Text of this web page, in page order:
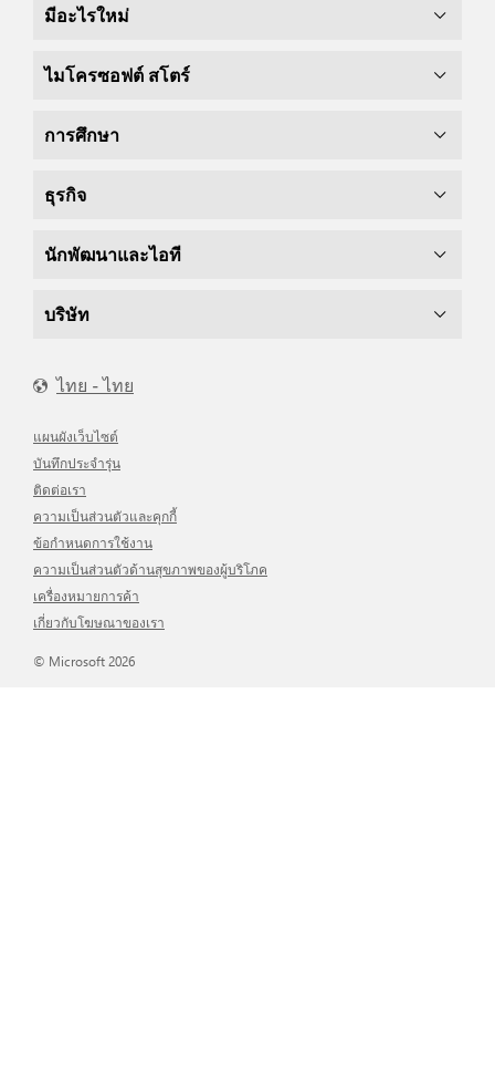
มีอะไรใหม่
ไมโครซอฟต์ สโตร์
การศึกษา
ธุรกิจ
นักพัฒนาและไอที
บริษัท
ไทย - ไทย
แผนผังเว็บไซต์
บันทึกประจำรุ่น
ติดต่อเรา
ความเป็นส่วนตัวและคุกกี้
ข้อกำหนดการใช้งาน
ความเป็นส่วนตัวด้านสุขภาพของผู้บริโภค
เครื่องหมายการค้า
เกี่ยวกับโฆษณาของเรา
© Microsoft 2026